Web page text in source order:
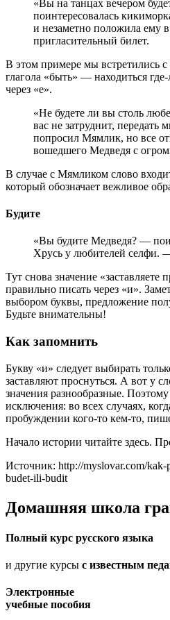
«Вы на танцах вечером
поинтересовалась
и незаметно положила ему
пригласительный билет.
В этом примере мы встретились
глагола «быть» — находиться
через «е».
«Не будете ли вы столь
вас не затруднит, передать
попросил Мямлик, но все
вошедшего Медведя с
В случае с Мямликом слово
который обозначает вежливое
Будите
«Вы будите Медведя? —
Хрусь у любителей
Тут снова значение «заставляете
правильно писать через «и».
выбором буквы, предложение
Будьте внимательны!
Как запомнить
Букву «и» следует выбирать
заставляют проснуться. А вот у
значения разнообразные.
исключения: во всех случаях,
пробуждении кого-то кем-то,
Начало истории читайте здесь.
Источник: http://myslovar.com/kak-
budet-ili-budit
Домашняя школа
Полный курс русского языка
и другие курсы c известным
Электронные
учебные пособия